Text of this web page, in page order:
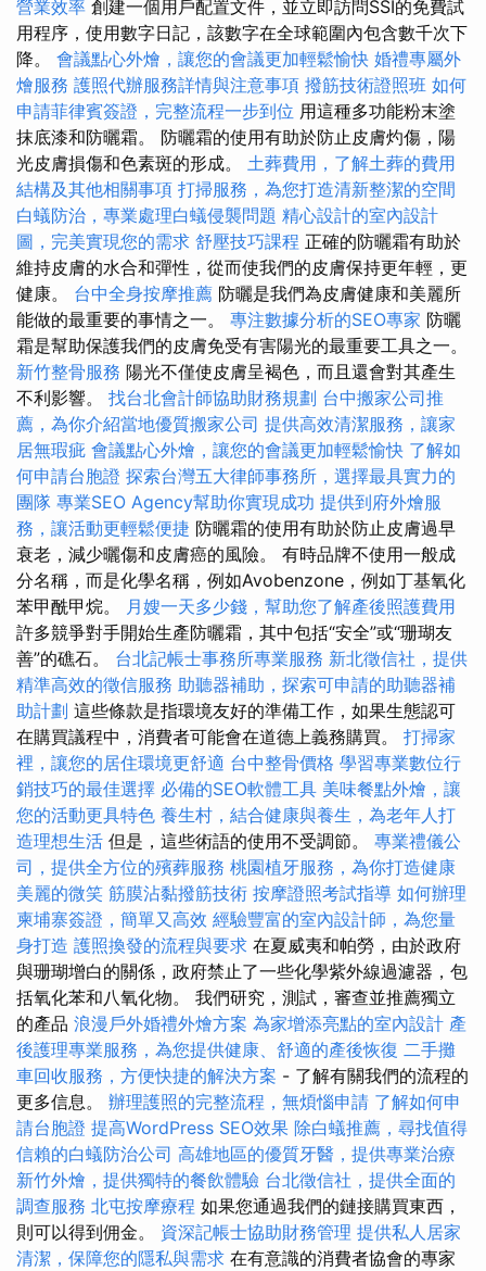
營業效率 創建一個用戶配置文件，並立即訪問SSI的免費試
用程序，使用數字日記，該數字在全球範圍內包含數千次下
降。 會議點心外燴，讓您的會議更加輕鬆愉快 婚禮專屬外
燴服務 護照代辦服務詳情與注意事項 撥筋技術證照班 如何
申請菲律賓簽證，完整流程一步到位 用這種多功能粉末塗
抹底漆和防曬霜。 防曬霜的使用有助於防止皮膚灼傷，陽
光皮膚損傷和色素斑的形成。 土葬費用，了解土葬的費用
結構及其他相關事項 打掃服務，為您打造清新整潔的空間
白蟻防治，專業處理白蟻侵襲問題 精心設計的室內設計
圖，完美實現您的需求 舒壓技巧課程 正確的防曬霜有助於
維持皮膚的水合和彈性，從而使我們的皮膚保持更年輕，更
健康。 台中全身按摩推薦 防曬是我們為皮膚健康和美麗所
能做的最重要的事情之一。 專注數據分析的SEO專家 防曬
霜是幫助保護我們的皮膚免受有害陽光的最重要工具之一。
新竹整骨服務 陽光不僅使皮膚呈褐色，而且還會對其產生
不利影響。 找台北會計師協助財務規劃 台中搬家公司推
薦，為你介紹當地優質搬家公司 提供高效清潔服務，讓家
居無瑕疵 會議點心外燴，讓您的會議更加輕鬆愉快 了解如
何申請台胞證 探索台灣五大律師事務所，選擇最具實力的
團隊 專業SEO Agency幫助你實現成功 提供到府外燴服
務，讓活動更輕鬆便捷 防曬霜的使用有助於防止皮膚過早
衰老，減少曬傷和皮膚癌的風險。 有時品牌不使用一般成
分名稱，而是化學名稱，例如Avobenzone，例如丁基氧化
苯甲酰甲烷。
月嫂一天多少錢，幫助您了解產後照護費用
許多競爭對手開始生產防曬霜，其中包括“安全”或“珊瑚友
善”的礁石。 台北記帳士事務所專業服務 新北徵信社，提供
精準高效的徵信服務 助聽器補助，探索可申請的助聽器補
助計劃 這些條款是指環境友好的準備工作，如果生態認可
在購買議程中，消費者可能會在道德上義務購買。 打掃家
裡，讓您的居住環境更舒適 台中整骨價格 學習專業數位行
銷技巧的最佳選擇 必備的SEO軟體工具 美味餐點外燴，讓
您的活動更具特色 養生村，結合健康與養生，為老年人打
造理想生活 但是，這些術語的使用不受調節。 專業禮儀公
司，提供全方位的殯葬服務 桃園植牙服務，為你打造健康
美麗的微笑 筋膜沾黏撥筋技術 按摩證照考試指導 如何辦理
柬埔寨簽證，簡單又高效 經驗豐富的室內設計師，為您量
身打造 護照換發的流程與要求 在夏威夷和帕勞，由於政府
與珊瑚增白的關係，政府禁止了一些化學紫外線過濾器，包
括氧化苯和八氧化物。 我們研究，測試，審查並推薦獨立
的產品 浪漫戶外婚禮外燴方案 為家增添亮點的室內設計 產
後護理專業服務，為您提供健康、舒適的產後恢復 二手攤
車回收服務，方便快捷的解決方案 - 了解有關我們的流程的
更多信息。 辦理護照的完整流程，無煩惱申請 了解如何申
請台胞證 提高WordPress SEO效果 除白蟻推薦，尋找值得
信賴的白蟻防治公司 高雄地區的優質牙醫，提供專業治療
新竹外燴，提供獨特的餐飲體驗 台北徵信社，提供全面的
調查服務 北屯按摩療程 如果您通過我們的鏈接購買東西，
則可以得到佣金。 資深記帳士協助財務管理 提供私人居家
清潔，保障您的隱私與需求 在有意識的消費者協會的專家